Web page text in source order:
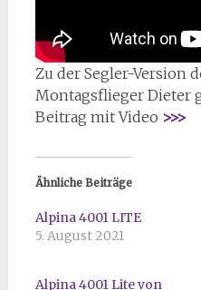
Zu der Segler-Version
Montagsflieger Dieter
Beitrag mit Video >>>
Ähnliche Beiträge
Alpina 4001 LITE
5. August 2021
Alpina 4001 Lite von